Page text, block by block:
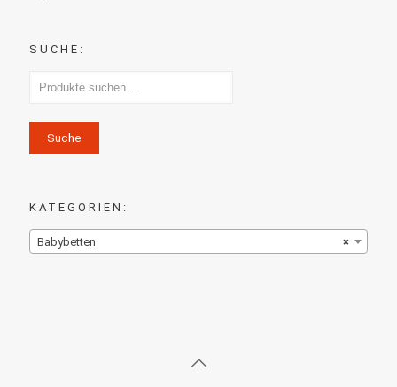
SUCHE:
Suche
KATEGORIEN:
×
Babybetten